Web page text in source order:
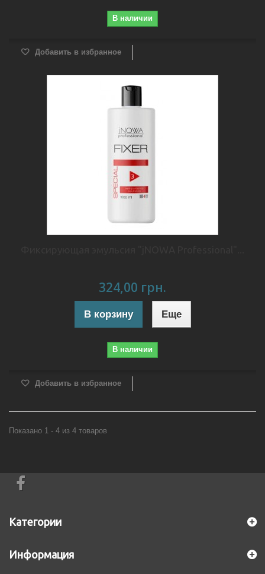
В наличии
Добавить в избранное
324,00 грн.
В корзину Еще
В наличии
Добавить в избранное
Показано 1 - 4 из 4 товаров
Категории
Информация